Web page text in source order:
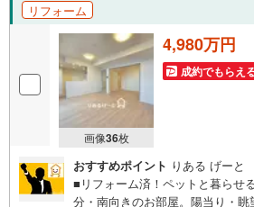
リフォーム
画像36枚
4,980万円
成約でもらえ
おすすめポイント りある げーと
■リフォーム済！ペットと暮ら
分・南向きのお部屋。陽当り・